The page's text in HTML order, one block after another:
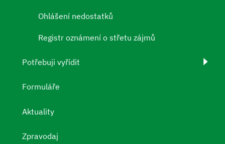
Ohlášení nedostatků
Registr oznámení o střetu zájmů
Potřebuji vyřídit
Formuláře
Aktuality
Zpravodaj